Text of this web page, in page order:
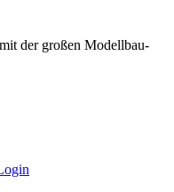
der großen Modellbau-